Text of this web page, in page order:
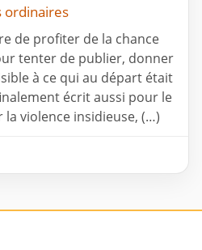
ordinaires
de profiter de la chance
tenter de publier, donner
à ce qui au départ était
écrit aussi pour le
la violence insidieuse, (…)